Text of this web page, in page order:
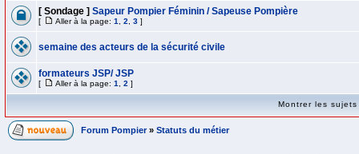
[ Sondage ] Sapeur Pompier Féminin / Sapeuse Pompière
[ Aller à la page: 1 2 3 ]
semaine des acteurs de la sécurité civile
formateurs JSP/ JSP
[ Aller à la page: 1 2 ]
Montrer les
Forum Pompier » Statuts du métier